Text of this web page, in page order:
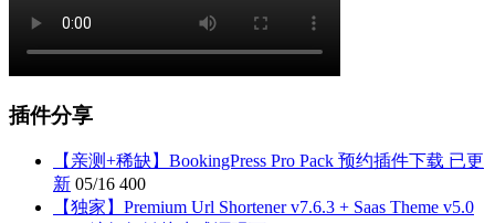
插件分享
【亲测+稀缺】BookingPress Pro Pack 预约插件下载 已更
新 05/16 400
【独家】Premium Url Shortener v7.6.3 + Saas Theme v5.0